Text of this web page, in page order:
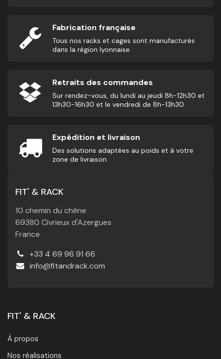
Fabrication française
Tous nos racks et cages sont manufacturés
dans la région lyonnaise.
Retraits des commandes
Sur rendez-vous, du lundi au jeudi 8h-12h30 et
13h30-16h30 et le vendredi de 8h-13h30.
Expédition et livraison
Des solutions adaptées au poids et à votre
zone de livraison.
FIT' & RACK
10 chemin du chêne
69380 Civrieux d'Azergues
France
+33 4 69 96 91 66
info@fitandrack.com
FIT' & RACK
À propos
Nos réalisations